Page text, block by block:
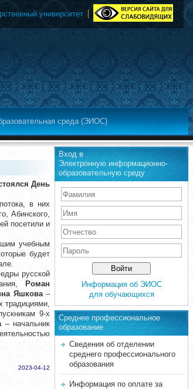
университет
среда (ЭИОС)
День
в них
Абинского,
посетили и
учебным
будет
русской
Роман
Яшкова–
традициями,
9-х
– начальник
2023-04-12
Вход в
Электронную информационно-
образовательную среду
Информация об ЭИОС
для обучающихся
Среднее професcиональное
образование
Сведения об отделении
среднего профессионального
образования
Информация по оплате за